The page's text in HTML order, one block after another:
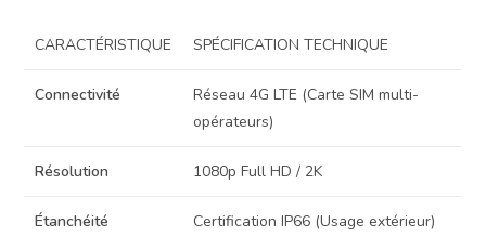
CARACTÉRISTIQUE SPÉCIFICATION TECHNIQUE
Connectivité
Réseau 4G LTE (Carte SIM multi-
opérateurs)
Résolution 1080p Full HD / 2K
Étanchéité Certification IP66 (Usage extérieur)